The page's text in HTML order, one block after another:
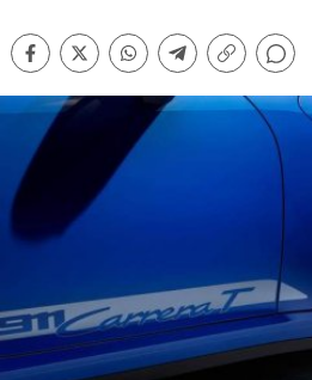
Facebook
TwitterWhatsappTelegram
Copiar
Comentarios